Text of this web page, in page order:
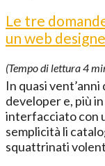
Le tre
un web
(Tempo di lettura4
In quasi
developer e, più
interfacciato con
semplicità li
squattrinati